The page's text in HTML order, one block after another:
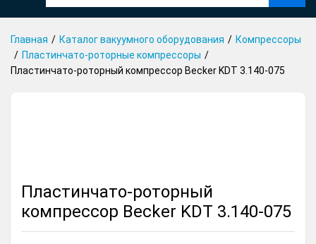
Главная / Каталог вакуумного оборудования / Компрессоры
/ Пластинчато-роторные компрессоры /
Пластинчато-роторный компрессор Becker KDT 3.140-075
Пластинчато-роторный
компрессор Becker KDT 3.140-075